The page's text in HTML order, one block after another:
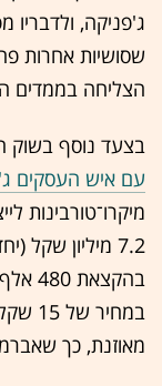
ג'פניקה,
שסושיות אחרות
הצליחה בממדים
בצעד נוסף בשוק
עם איש העסקים
מיקרו־טורבינות
7.2 מיליון
מאוזנת, כך